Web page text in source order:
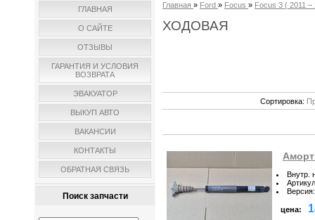
ГЛАВНАЯ
О САЙТЕ
ОТЗЫВЫ
ГАРАНТИЯ И УСЛОВИЯ
ВОЗВРАТА
ЭВАКУАТОР
ВЫКУП АВТО
ВАКАНСИИ
КОНТАКТЫ
ОБРАТНАЯ СВЯЗЬ
Поиск запчасти
Главная » Ford » Focus » Focus 3 ( 2011 –
ХОДОВАЯ
Сортировка:
Внутр.
Артикул
Версия:
цена: